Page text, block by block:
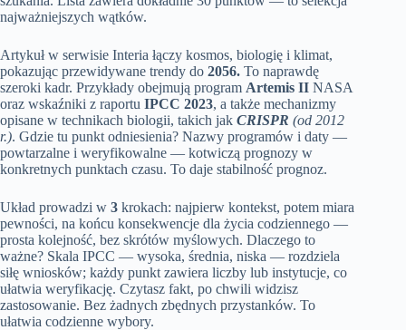
najważniejszych wątków.
Artykuł w serwisie Interia łączy kosmos, biologię i klimat,
pokazując przewidywane trendy do 2056. To naprawdę
szeroki kadr. Przykłady obejmują program Artemis II NASA
oraz wskaźniki z raportu IPCC 2023, a także mechanizmy
opisane w technikach biologii, takich jak CRISPR (od 2012
r.). Gdzie tu punkt odniesienia? Nazwy programów i daty —
powtarzalne i weryfikowalne — kotwiczą prognozy w
konkretnych punktach czasu. To daje stabilność prognoz.
Układ prowadzi w 3 krokach: najpierw kontekst, potem miara
pewności, na końcu konsekwencje dla życia codziennego —
prosta kolejność, bez skrótów myślowych. Dlaczego to
ważne? Skala IPCC — wysoka, średnia, niska — rozdziela
siłę wniosków; każdy punkt zawiera liczby lub instytucje, co
ułatwia weryfikację. Czytasz fakt, po chwili widzisz
zastosowanie. Bez żadnych zbędnych przystanków. To
ułatwia codzienne wybory.